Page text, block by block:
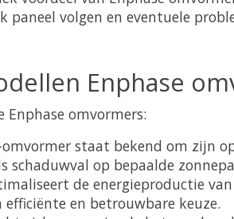
volgen en eventuele
Enphase
Enphase omvormers:
omvormer staat bekend om zijn
schaduwval op bepaalde
de energieproductie
en betrouwbare keuze.